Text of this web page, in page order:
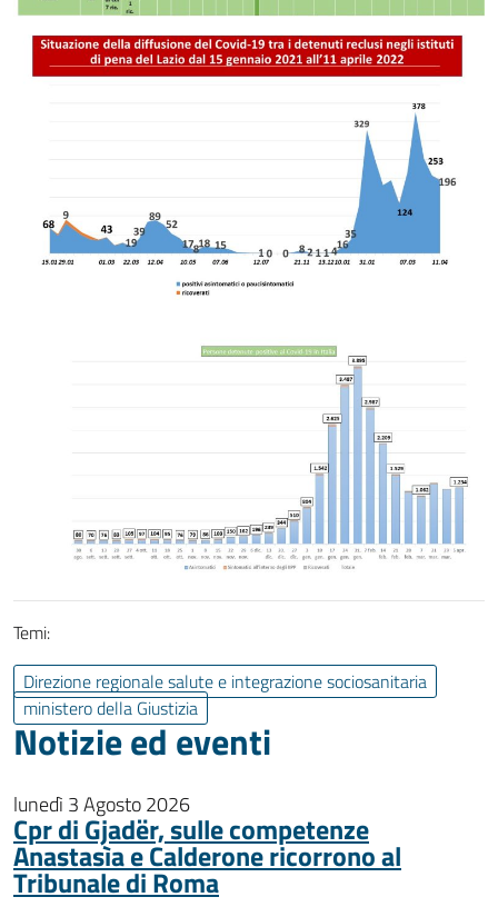
Temi:
Direzione regionale salute e integrazione sociosanitaria
ministero della Giustizia
Notizie ed eventi
lunedì 3 Agosto 2026
Cpr di Gjadër, sulle competenze
Anastasìa e Calderone ricorrono al
Tribunale di Roma